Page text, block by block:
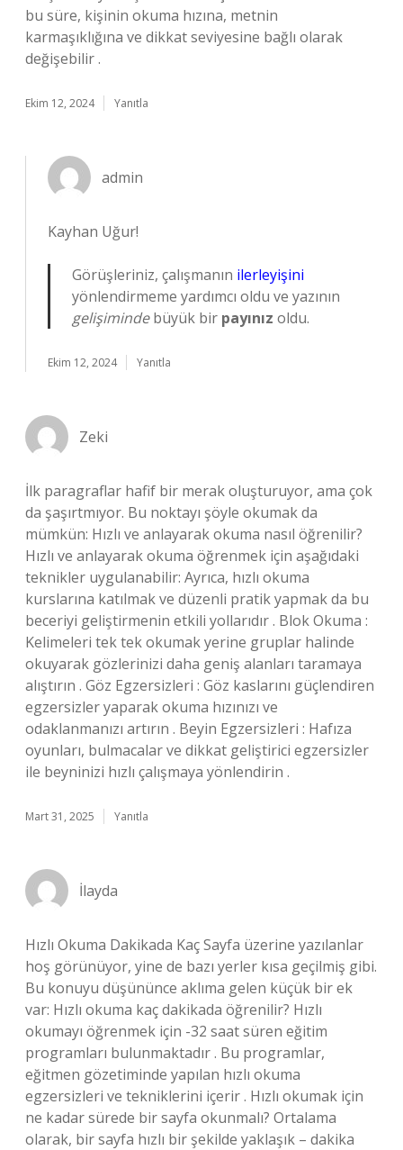
bu süre, kişinin okuma hızına, metnin
karmaşıklığına ve dikkat seviyesine bağlı olarak
değişebilir .
Ekim 12, 2024 Yanıtla
admin
Kayhan Uğur!
Görüşleriniz, çalışmanın ilerleyişini
yönlendirmeme yardımcı oldu ve yazının
gelişimindebüyük bir payınız oldu.
Ekim 12, 2024 Yanıtla
Zeki
İlk paragraflar hafif bir merak oluşturuyor, ama çok
da şaşırtmıyor. Bu noktayı şöyle okumak da
mümkün: Hızlı ve anlayarak okuma nasıl öğrenilir?
Hızlı ve anlayarak okuma öğrenmek için aşağıdaki
teknikler uygulanabilir: Ayrıca, hızlı okuma
kurslarına katılmak ve düzenli pratik yapmak da bu
beceriyi geliştirmenin etkili yollarıdır . Blok Okuma :
Kelimeleri tek tek okumak yerine gruplar halinde
okuyarak gözlerinizi daha geniş alanları taramaya
alıştırın . Göz Egzersizleri : Göz kaslarını güçlendiren
egzersizler yaparak okuma hızınızı ve
odaklanmanızı artırın . Beyin Egzersizleri : Hafıza
oyunları, bulmacalar ve dikkat geliştirici egzersizler
ile beyninizi hızlı çalışmaya yönlendirin .
Mart 31, 2025 Yanıtla
İlayda
Hızlı Okuma Dakikada Kaç Sayfa üzerine yazılanlar
hoş görünüyor, yine de bazı yerler kısa geçilmiş gibi.
Bu konuyu düşününce aklıma gelen küçük bir ek
var: Hızlı okuma kaç dakikada öğrenilir? Hızlı
okumayı öğrenmek için -32 saat süren eğitim
programları bulunmaktadır . Bu programlar,
eğitmen gözetiminde yapılan hızlı okuma
egzersizleri ve tekniklerini içerir . Hızlı okumak için
ne kadar sürede bir sayfa okunmalı? Ortalama
olarak, bir sayfa hızlı bir şekilde yaklaşık – dakika